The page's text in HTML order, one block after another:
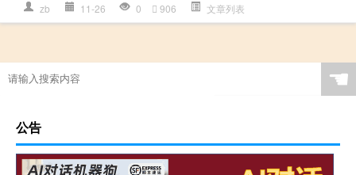
zb 11-26 0 906 文章列表
☚
公告